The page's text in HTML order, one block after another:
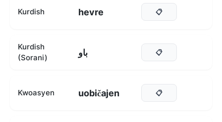
Kurdish hevre 📋
Kurdish
(Sorani)
باو 📋
Kwoasyen uobičajen 📋